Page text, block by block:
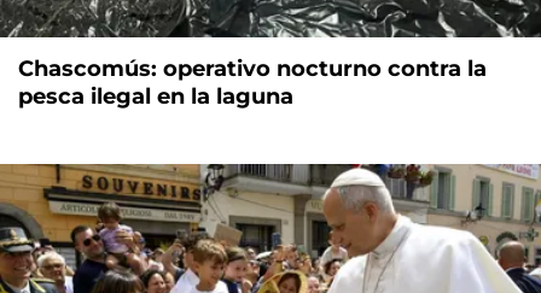
Chascomús: operativo nocturno contra la
pesca ilegal en la laguna